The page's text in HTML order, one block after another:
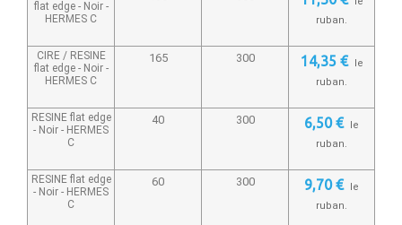
flat edge - Noir -
HERMES C
ruban.
CIRE / RESINE
flat edge - Noir -
HERMES C
165 300 14,35 € le
ruban.
RESINE flat edge
- Noir - HERMES
C
40 300 6,50 € le
ruban.
RESINE flat edge
- Noir - HERMES
C
60 300 9,70 € le
ruban.